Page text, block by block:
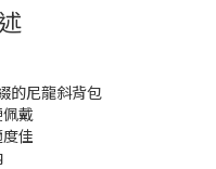
的尼龍斜背包
戴
佳